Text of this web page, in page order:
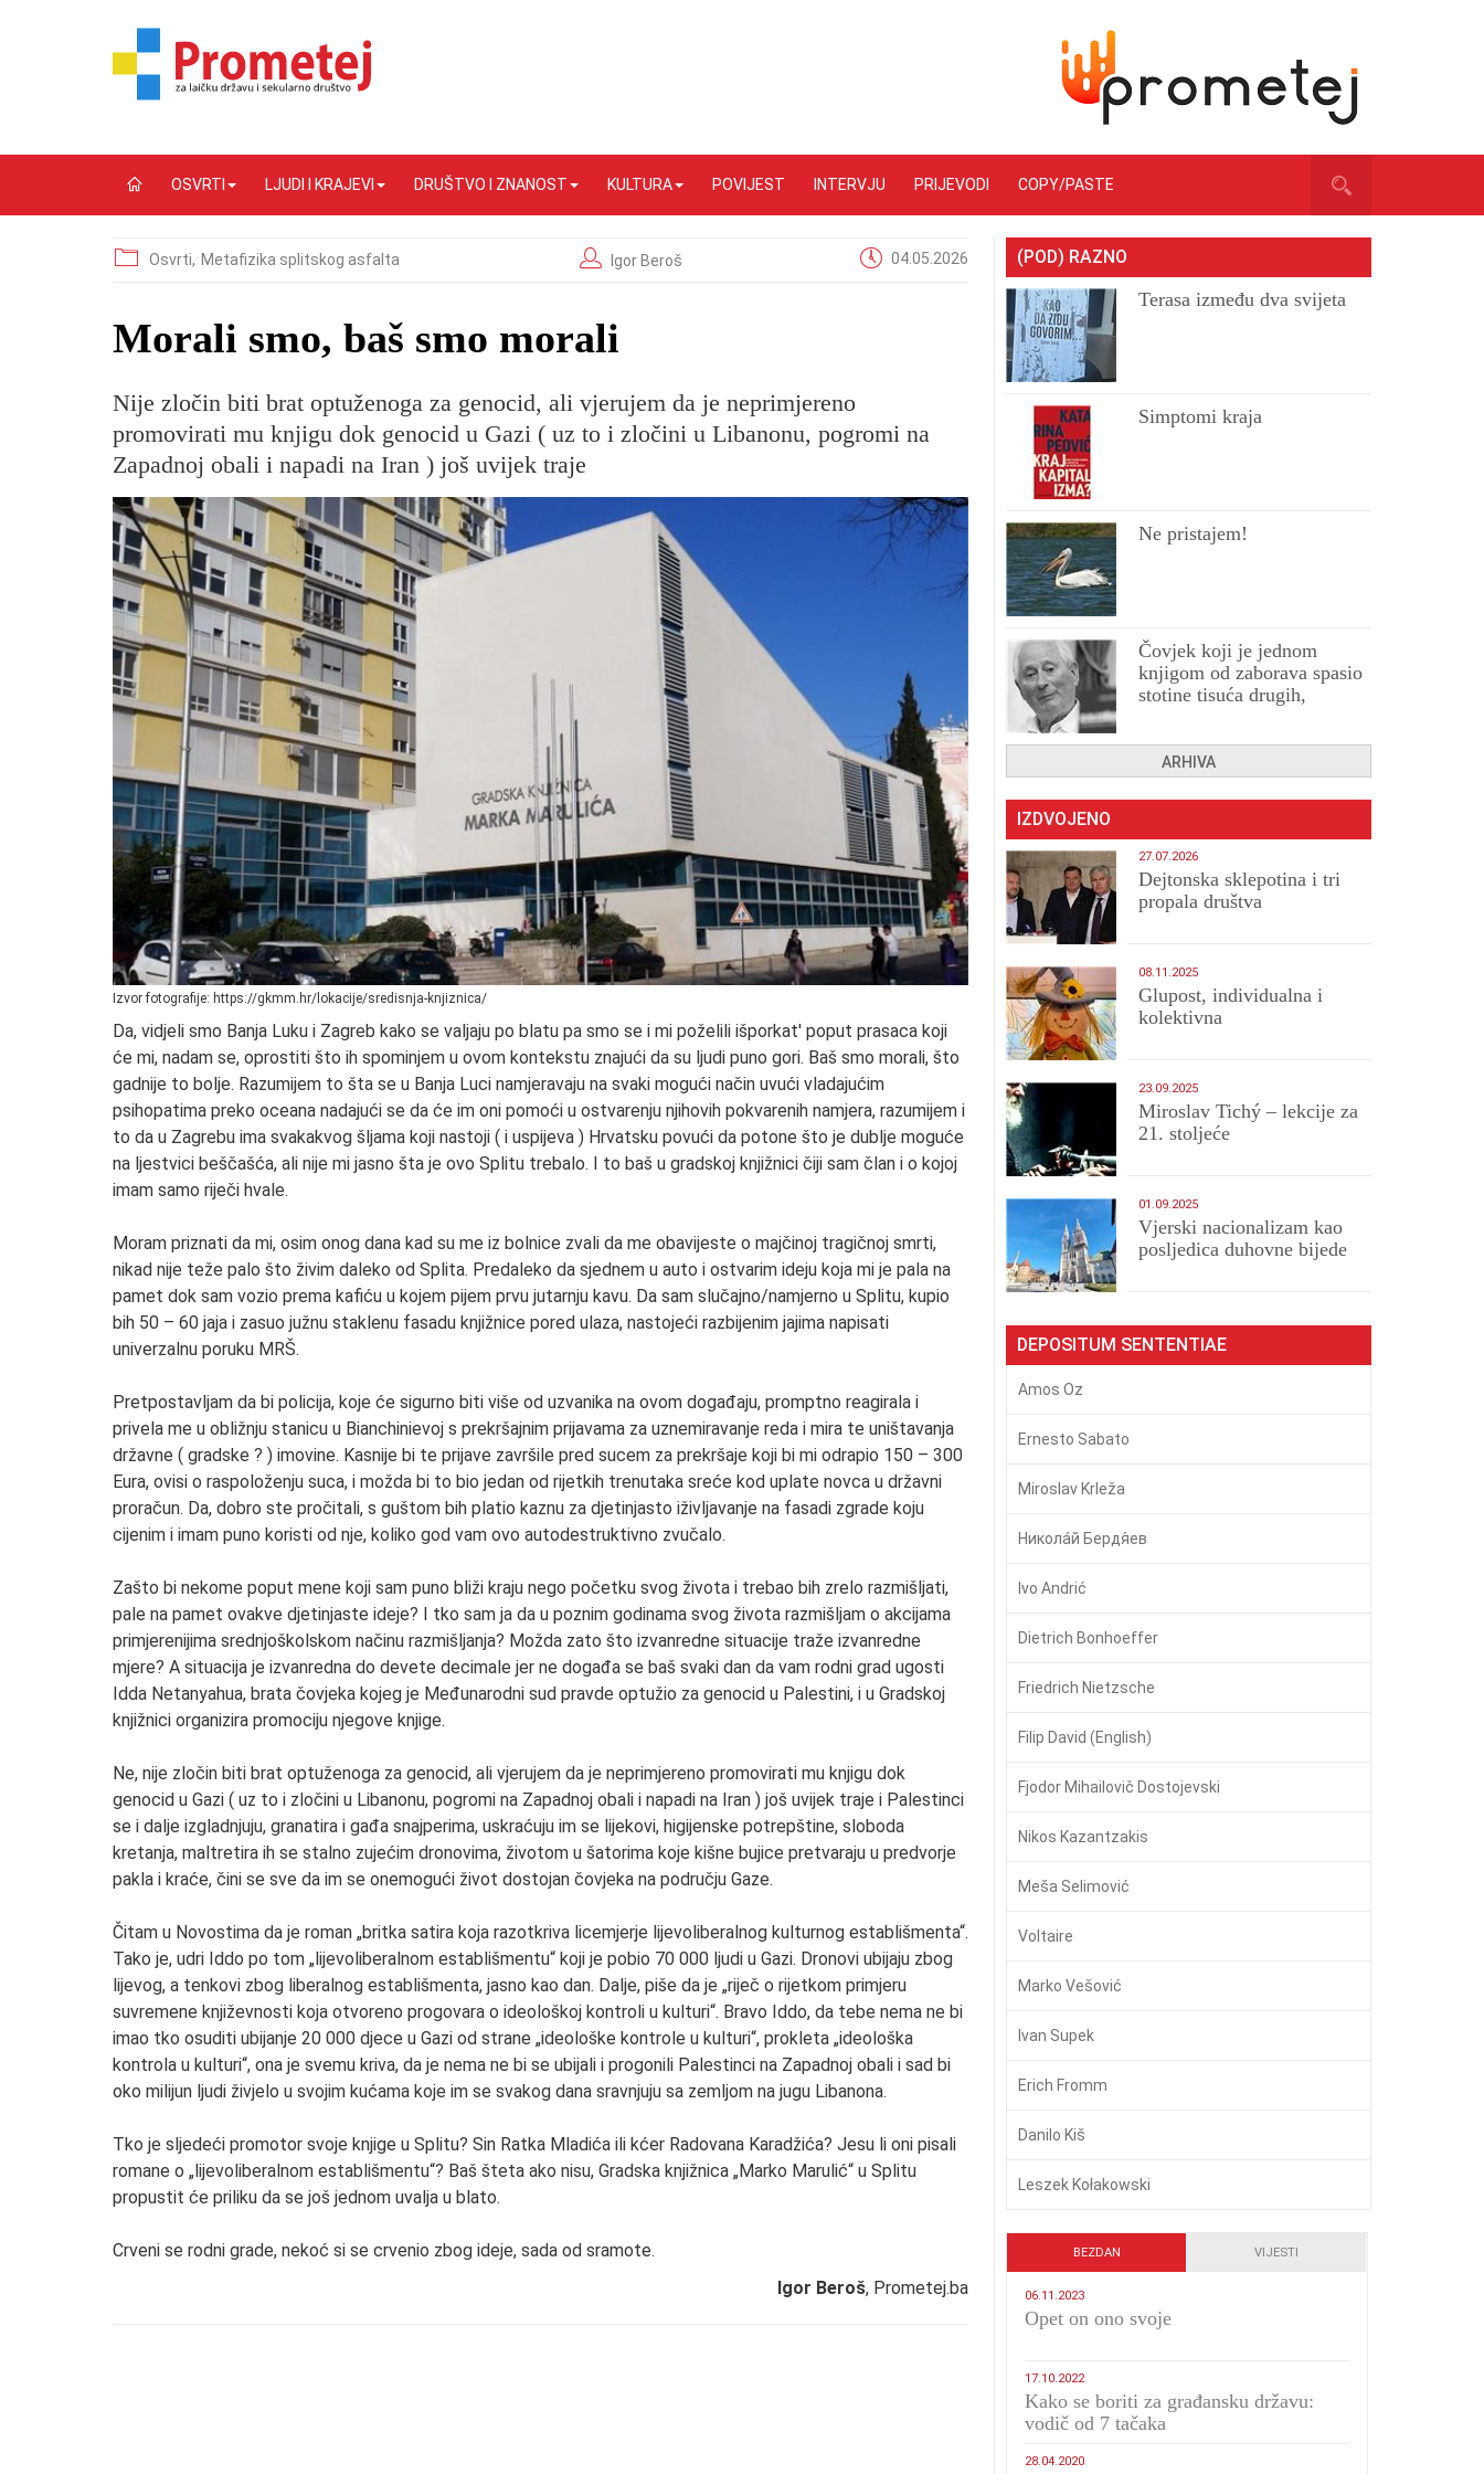
OSVRTI LJUDI I KRAJEVI DRUŠTVO I ZNANOST KULTURA POVIJEST INTERVJU PRIJEVODI COPY/PASTE
Osvrti, Metafizika splitskog asfalta Igor Beroš 04.05.2026
Morali smo, baš smo morali
Nije zločin biti brat optuženoga za genocid, ali vjerujem da je neprimjereno
promovirati mu knjigu dok genocid u Gazi ( uz to i zločini u Libanonu, pogromi na
Zapadnoj obali i napadi na Iran ) još uvijek traje
Izvor fotografije: https://gkmm.hr/lokacije/sredisnja-knjiznica/
Da, vidjeli smo Banja Luku i Zagreb kako se valjaju po blatu pa smo se i mi poželili išporkat' poput prasaca koji
će mi, nadam se, oprostiti što ih spominjem u ovom kontekstu znajući da su ljudi puno gori. Baš smo morali, što
gadnije to bolje. Razumijem to šta se u Banja Luci namjeravaju na svaki mogući način uvući vladajućim
psihopatima preko oceana nadajući se da će im oni pomoći u ostvarenju njihovih pokvarenih namjera, razumijem i
to da u Zagrebu ima svakakvog šljama koji nastoji ( i uspijeva ) Hrvatsku povući da potone što je dublje moguće
na ljestvici beščašća, ali nije mi jasno šta je ovo Splitu trebalo. I to baš u gradskoj knjižnici čiji sam član i o kojoj
imam samo riječi hvale.
Moram priznati da mi, osim onog dana kad su me iz bolnice zvali da me obavijeste o majčinoj tragičnoj smrti,
nikad nije teže palo što živim daleko od Splita. Predaleko da sjednem u auto i ostvarim ideju koja mi je pala na
pamet dok sam vozio prema kafiću u kojem pijem prvu jutarnju kavu. Da sam slučajno/namjerno u Splitu, kupio
bih 50 – 60 jaja i zasuo južnu staklenu fasadu knjižnice pored ulaza, nastojeći razbijenim jajima napisati
univerzalnu poruku MRŠ.
Pretpostavljam da bi policija, koje će sigurno biti više od uzvanika na ovom događaju, promptno reagirala i
privela me u obližnju stanicu u Bianchinievoj s prekršajnim prijavama za uznemiravanje reda i mira te uništavanja
državne ( gradske ? ) imovine. Kasnije bi te prijave završile pred sucem za prekršaje koji bi mi odrapio 150 – 300
Eura, ovisi o raspoloženju suca, i možda bi to bio jedan od rijetkih trenutaka sreće kod uplate novca u državni
proračun. Da, dobro ste pročitali, s guštom bih platio kaznu za djetinjasto iživljavanje na fasadi zgrade koju
cijenim i imam puno koristi od nje, koliko god vam ovo autodestruktivno zvučalo.
Zašto bi nekome poput mene koji sam puno bliži kraju nego početku svog života i trebao bih zrelo razmišljati,
pale na pamet ovakve djetinjaste ideje? I tko sam ja da u poznim godinama svog života razmišljam o akcijama
primjerenijima srednjoškolskom načinu razmišljanja? Možda zato što izvanredne situacije traže izvanredne
mjere? A situacija je izvanredna do devete decimale jer ne događa se baš svaki dan da vam rodni grad ugosti
Idda Netanyahua, brata čovjeka kojeg je Međunarodni sud pravde optužio za genocid u Palestini, i u Gradskoj
knjižnici organizira promociju njegove knjige.
Ne, nije zločin biti brat optuženoga za genocid, ali vjerujem da je neprimjereno promovirati mu knjigu dok
genocid u Gazi ( uz to i zločini u Libanonu, pogromi na Zapadnoj obali i napadi na Iran ) još uvijek traje i Palestinci
se i dalje izgladnjuju, granatira i gađa snajperima, uskraćuju im se lijekovi, higijenske potrepštine, sloboda
kretanja, maltretira ih se stalno zujećim dronovima, životom u šatorima koje kišne bujice pretvaraju u predvorje
pakla i kraće, čini se sve da im se onemogući život dostojan čovjeka na području Gaze.
Čitam u Novostima da je roman „britka satira koja razotkriva licemjerje lijevoliberalnog kulturnog establišmenta“.
Tako je, udri Iddo po tom „lijevoliberalnom establišmentu“ koji je pobio 70 000 ljudi u Gazi. Dronovi ubijaju zbog
lijevog, a tenkovi zbog liberalnog establišmenta, jasno kao dan. Dalje, piše da je „riječ o rijetkom primjeru
suvremene književnosti koja otvoreno progovara o ideološkoj kontroli u kulturi“. Bravo Iddo, da tebe nema ne bi
imao tko osuditi ubijanje 20 000 djece u Gazi od strane „ideološke kontrole u kulturi“, prokleta „ideološka
kontrola u kulturi“, ona je svemu kriva, da je nema ne bi se ubijali i progonili Palestinci na Zapadnoj obali i sad bi
oko milijun ljudi živjelo u svojim kućama koje im se svakog dana sravnjuju sa zemljom na jugu Libanona.
Tko je sljedeći promotor svoje knjige u Splitu? Sin Ratka Mladića ili kćer Radovana Karadžića? Jesu li oni pisali
romane o „lijevoliberalnom establišmentu“? Baš šteta ako nisu, Gradska knjižnica „Marko Marulić“ u Splitu
propustit će priliku da se još jednom uvalja u blato.
Crveni se rodni grade, nekoć si se crvenio zbog ideje, sada od sramote.
Igor Beroš, Prometej.ba
(POD) RAZNO
Terasa između dva svijeta
Simptomi kraja
Ne pristajem!
Čovjek koji je jednom
knjigom od zaborava spasio
stotine tisuća drugih,
ARHIVA
IZDVOJENO
27.07.2026
Dejtonska sklepotina i tri
propala društva
08.11.2025
Glupost, individualna i
kolektivna
23.09.2025
Miroslav Tichý – lekcije za
21. stoljeće
01.09.2025
​Vjerski nacionalizam kao
posljedica duhovne bijede
DEPOSITUM SENTENTIAE
Amos Oz
Ernesto Sabato
Miroslav Krleža
Никола́й Бердя́ев
Ivo Andrić
Dietrich Bonhoeffer
Friedrich Nietzsche
Filip David (English)
Fjodor Mihailovič Dostojevski
Nikos Kazantzakis
Meša Selimović
Voltaire
Marko Vešović
Ivan Supek
Erich Fromm
Danilo Kiš
Leszek Kołakowski
BEZDAN VIJESTI
06.11.2023
​Opet on ono svoje
17.10.2022
Kako se boriti za građansku državu:
vodič od 7 tačaka
28.04.2020